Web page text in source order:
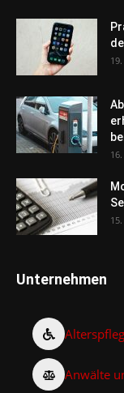
Unternehmen
Anwälte